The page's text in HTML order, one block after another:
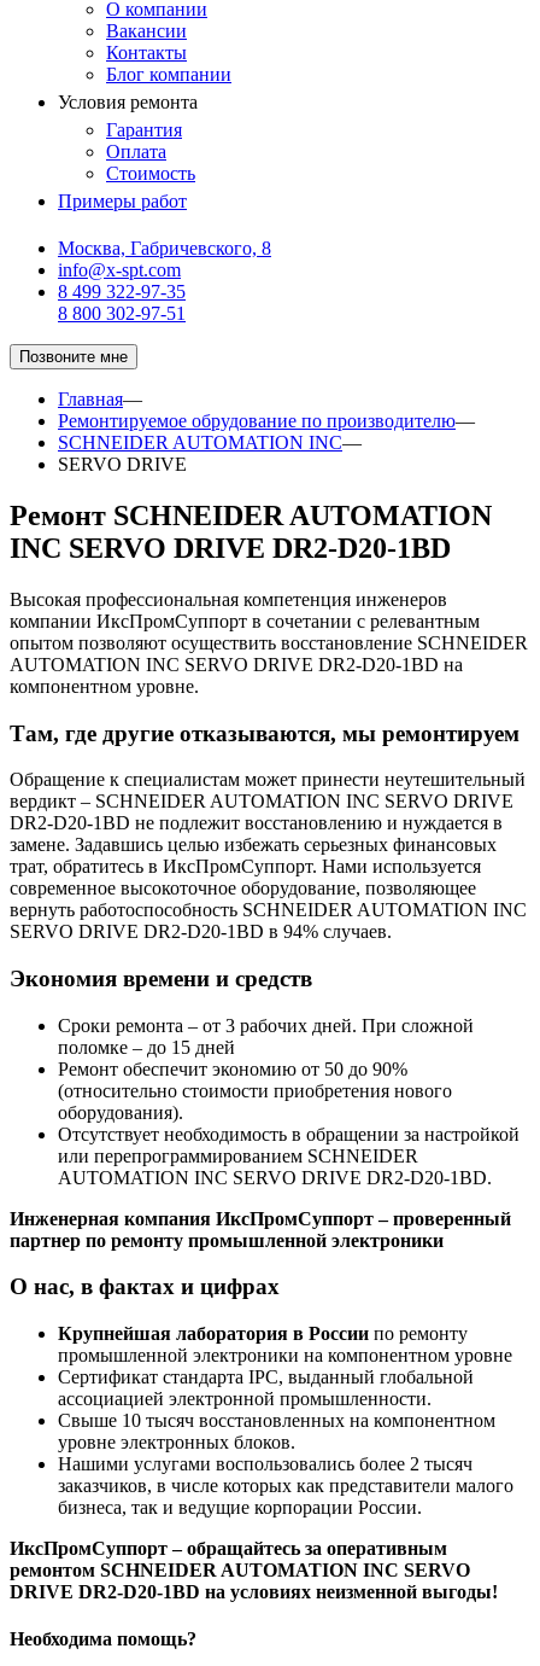
О компании
Вакансии
Контакты
Блог компании
Условия ремонта
Гарантия
Оплата
Стоимость
Примеры работ
Москва, Габричевского, 8
info@x-spt.com
8 499 322-97-35
8 800 302-97-51
Позвоните мне
Главная—
Ремонтируемое обрудование по производителю—
SCHNEIDER AUTOMATION INC—
SERVO DRIVE
Ремонт SCHNEIDER AUTOMATION
INC SERVO DRIVE DR2-D20-1BD
Высокая профессиональная компетенция инженеров
компании ИксПромСуппорт в сочетании с релевантным
опытом позволяют осуществить восстановление SCHNEIDER
AUTOMATION INC SERVO DRIVE DR2-D20-1BD на
компонентном уровне.
Там, где другие отказываются, мы ремонтируем
Обращение к специалистам может принести неутешительный
вердикт – SCHNEIDER AUTOMATION INC SERVO DRIVE
DR2-D20-1BD не подлежит восстановлению и нуждается в
замене. Задавшись целью избежать серьезных финансовых
трат, обратитесь в ИксПромСуппорт. Нами используется
современное высокоточное оборудование, позволяющее
вернуть работоспособность SCHNEIDER AUTOMATION INC
SERVO DRIVE DR2-D20-1BD в 94% случаев.
Экономия времени и средств
Сроки ремонта – от 3 рабочих дней. При сложной
поломке – до 15 дней
Ремонт обеспечит экономию от 50 до 90%
(относительно стоимости приобретения нового
оборудования).
Отсутствует необходимость в обращении за настройкой
или перепрограммированием SCHNEIDER
AUTOMATION INC SERVO DRIVE DR2-D20-1BD.
Инженерная компания ИксПромСуппорт – проверенный
партнер по ремонту промышленной электроники
О нас, в фактах и цифрах
Крупнейшая лаборатория в России по ремонту
промышленной электроники на компонентном уровне
Сертификат стандарта IPC, выданный глобальной
ассоциацией электронной промышленности.
Свыше 10 тысяч восстановленных на компонентном
уровне электронных блоков.
Нашими услугами воспользовались более 2 тысяч
заказчиков, в числе которых как представители малого
бизнеса, так и ведущие корпорации России.
ИксПромСуппорт – обращайтесь за оперативным
ремонтом SCHNEIDER AUTOMATION INC SERVO
DRIVE DR2-D20-1BD на условиях неизменной выгоды!
Необходима помощь?